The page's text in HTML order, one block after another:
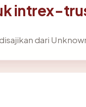
intrex-
dari